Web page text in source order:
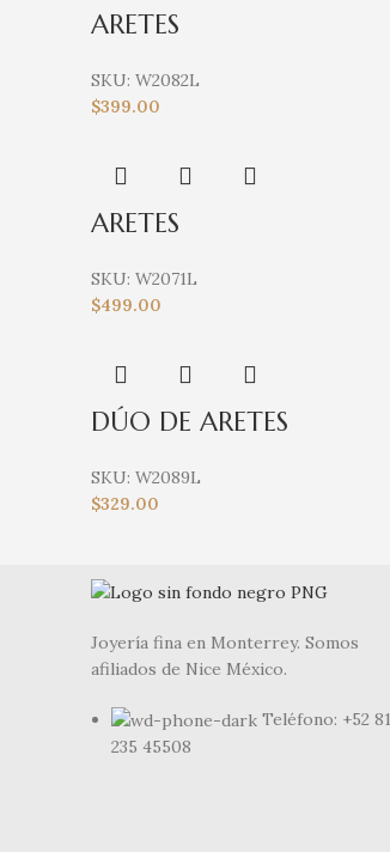
ARETES
SKU: W2082L
$399.00
ARETES
SKU: W2071L
$499.00
DÚO DE ARETES
SKU: W2089L
$329.00
Joyería fina en Monterrey. Somos
afiliados de Nice México.
Teléfono: +52 81
235 45508